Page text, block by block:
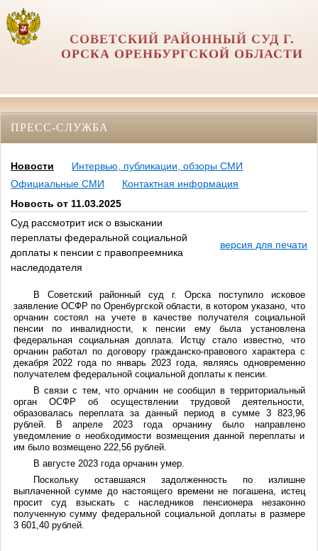
СОВЕТСКИЙ РАЙОННЫЙ СУД Г.
ОРСКА ОРЕНБУРГСКОЙ ОБЛАСТИ
ПРЕСС-СЛУЖБА
Новости
Интервью, публикации, обзоры СМИ
Официальные СМИ
Контактная информация
Новость от 11.03.2025
Суд рассмотрит иск о взыскании
переплаты федеральной социальной
доплаты к пенсии с правопреемника
наследодателя
версия для печати
В Советский районный суд г. Орска поступило исковое
заявление ОСФР по Оренбургской области, в котором указано, что
орчанин состоял на учете в качестве получателя социальной
пенсии по инвалидности, к пенсии ему была установлена
федеральная социальная доплата. Истцу стало известно, что
орчанин работал по договору гражданско-правового характера с
декабря 2022 года по январь 2023 года, являясь одновременно
получателем федеральной социальной доплаты к пенсии.
В связи с тем, что орчанин не сообщил в территориальный
орган ОСФР об осуществлении трудовой деятельности,
образовалась переплата за данный период в сумме 3 823,96
рублей. В апреле 2023 года орчанину было направлено
уведомление о необходимости возмещения данной переплаты и
им было возмещено 222,56 рублей.
В августе 2023 года орчанин умер.
Поскольку оставшаяся задолженность по излишне
выплаченной сумме до настоящего времени не погашена, истец
просит суд взыскать с наследников пенсионера незаконно
полученную сумму федеральной социальной доплаты в размере
3 601,40 рублей.